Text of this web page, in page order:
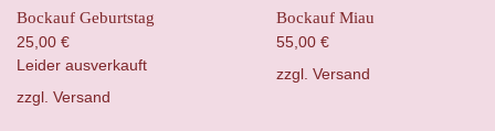
Bockauf Geburtstag
25,00 €
Leider ausverkauft
zzgl. Versand
Bockauf Miau
55,00 €
zzgl. Versand